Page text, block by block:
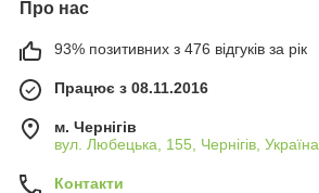
Про нас
93% позитивних з 476 відгуків за рік
Працює з 08.11.2016
м. Чернігів
вул. Любецька, 155, Чернігів, Україна
Контакти